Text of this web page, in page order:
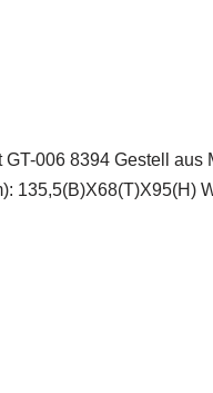
006 8394 Gestell